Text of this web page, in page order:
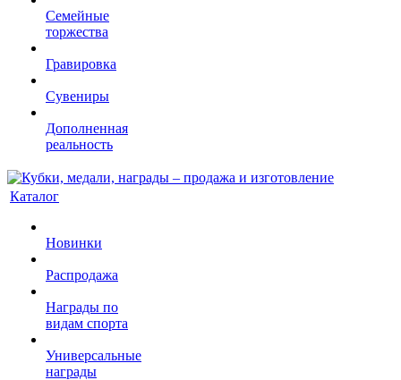
Семейные
торжества
Гравировка
Сувениры
Дополненная
реальность
Каталог
Новинки
Распродажа
Награды по
видам спорта
Универсальные
награды